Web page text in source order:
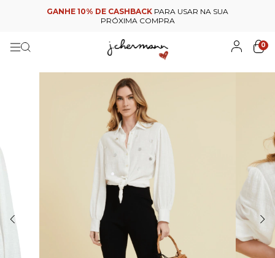
GANHE 10% DE CASHBACK PARA USAR NA SUA
PRÓXIMA COMPRA
0